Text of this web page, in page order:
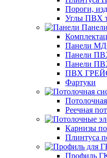
Пороги,
Углы ПВХ
Панели
Панели
Панели
Панели
ПВХ
Фартуки
Реечная
Карнизы
Плинтуса
Профиль